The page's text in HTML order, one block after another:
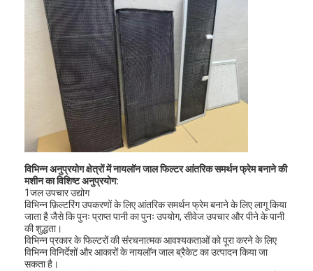
घर
उत्पाद
विभिन्न अनुप्रयोग क्षेत्रों में नायलॉन जाल फिल्टर आंतरिक समर्थन फ्रेम बनाने की
मशीन का विशिष्ट अनुप्रयोग:
1जल उपचार उद्योग
विभिन्न फ़िल्टरिंग उपकरणों के लिए आंतरिक समर्थन फ्रेम बनाने के लिए लागू किया
जाता है जैसे कि पुनः प्राप्त पानी का पुनः उपयोग, सीवेज उपचार और पीने के पानी
की शुद्धता।
विभिन्न प्रकार के फिल्टरों की संरचनात्मक आवश्यकताओं को पूरा करने के लिए
विभिन्न विनिर्देशों और आकारों के नायलॉन जाल ब्रैकेट का उत्पादन किया जा
सकता है।